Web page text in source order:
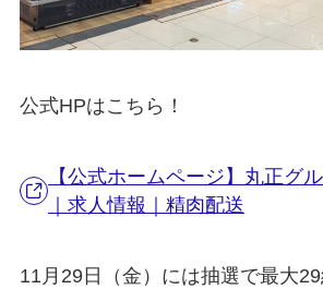
公式HPはこちら！
【公式ホームページ】丸正グ
｜求人情報｜精肉配送
11月29日（金）には抽選で最大